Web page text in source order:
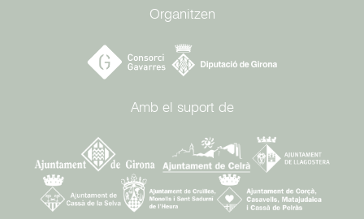
Organitzen
Amb el suport de